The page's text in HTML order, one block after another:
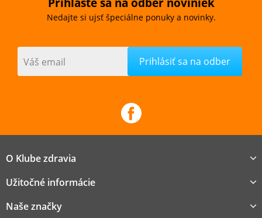
Prihláste sa na odber noviniek
Nedajte si ujsť špeciálne ponuky a novinky.
Váš email
O Klube zdravia
Užitočné informácie
Naše značky